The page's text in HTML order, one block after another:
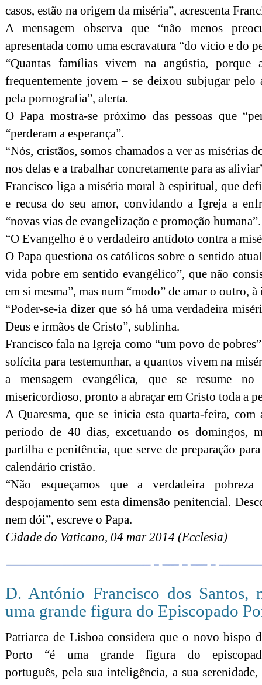
casos, estão na origem da miséria”, acrescenta
A mensagem observa que “não menos
apresentada como uma escravatura “do vício e do
“Quantas famílias vivem na angústia, porque
frequentemente jovem – se deixou subjugar
pela pornografia”, alerta.
O Papa mostra-se próximo das pessoas que
“perderam a esperança”.
“Nós, cristãos, somos chamados a ver as misérias
nos delas e a trabalhar concretamente para as
Francisco liga a miséria moral à espiritual, que
e recusa do seu amor, convidando a Igreja a
“novas vias de evangelização e promoção humana”.
“O Evangelho é o verdadeiro antídoto contra a
O Papa questiona os católicos sobre o sentido
vida pobre em sentido evangélico”, que não
em si mesma”, mas num “modo” de amar o outro, à
“Poder-se-ia dizer que só há uma verdadeira
Deus e irmãos de Cristo”, sublinha.
Francisco fala na Igreja como “um povo de
solícita para testemunhar, a quantos vivem na
a mensagem evangélica, que se resume
misericordioso, pronto a abraçar em Cristo toda a
A Quaresma, que se inicia esta quarta-feira, com
período de 40 dias, excetuando os domingos,
partilha e penitência, que serve de preparação
calendário cristão.
“Não esqueçamos que a verdadeira
despojamento sem esta dimensão penitencial.
nem dói”, escreve o Papa.
Cidade do Vaticano, 04 mar 2014 (Ecclesia)
D. António Francisco dos Santos,
uma grande figura do Episcopado
Patriarca de Lisboa considera que o novo bispo
Porto “é uma grande figura do
português, pela sua inteligência, a sua serenidade,